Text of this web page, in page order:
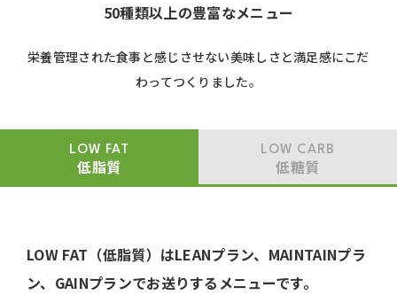
50種類以上の豊富なメニュー
栄養管理された食事と感じさせない美味しさと満足感にこだ
わってつくりました。
LOW FAT
低脂質
LOW CARB
低糖質
LOW FAT（低脂質）はLEANプラン、MAINTAINプラ
ン、GAINプランでお送りするメニューです。